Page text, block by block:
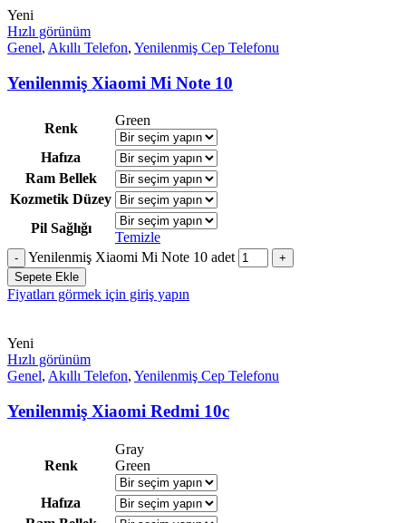
Yeni
Hızlı görünüm
Genel, Akıllı Telefon, Yenilenmiş Cep Telefonu
Yenilenmiş Xiaomi Mi Note 10
Renk
Green
Hafıza
Ram Bellek
Kozmetik Düzey
Pil Sağlığı
Temizle
Yenilenmiş Xiaomi Mi Note 10 adet
Sepete Ekle
Fiyatları görmek için giriş yapın
Yeni
Hızlı görünüm
Genel, Akıllı Telefon, Yenilenmiş Cep Telefonu
Yenilenmiş Xiaomi Redmi 10c
Renk
Gray
Green
Hafıza